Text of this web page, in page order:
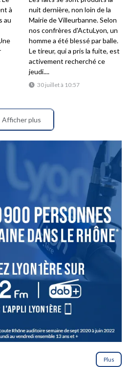
à
au
30 juillet à 10:57
nuit dernière, non loin de la
Mairie de Villeurbanne. Selon
nos confrères d'ActuLyon, un
homme a été blessé par balle.
Le tireur, qui a pris la fuite, est
activement recherché ce
jeudi....
Afficher plus
Plus